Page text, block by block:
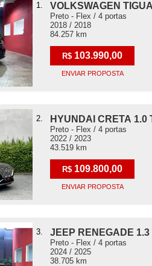
1. VOLKSWAGEN
Preto - Flex / 4 portas
2018 / 2018
84.257 km
R$ 103.990,00
ENVIAR PROPOSTA
2. HYUNDAI CRETA 1.0
Preto - Flex / 4 portas
2022 / 2023
43.519 km
R$ 109.800,00
ENVIAR PROPOSTA
3. JEEP RENEGADE
Preto - Flex / 4 portas
2024 / 2025
38.705 km